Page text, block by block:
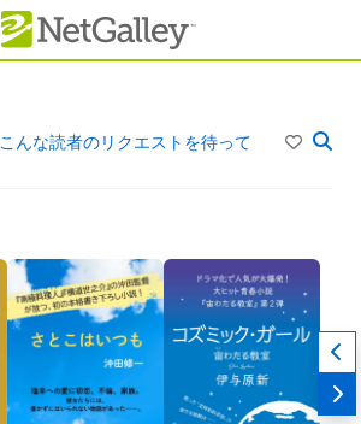
こんな読者のリクエストを待って